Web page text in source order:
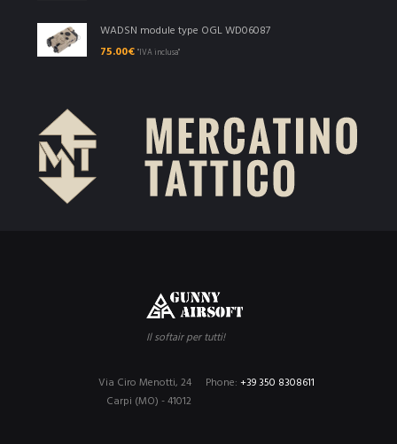
WADSN module type OGL WD06087
75.00€ "IVA inclusa"
Il softair per tutti!
Phone: +39 350 8308611
Via Ciro Menotti, 24
Carpi (MO) - 41012